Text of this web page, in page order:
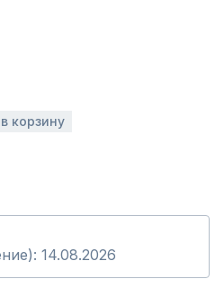
корзину
14.08.2026